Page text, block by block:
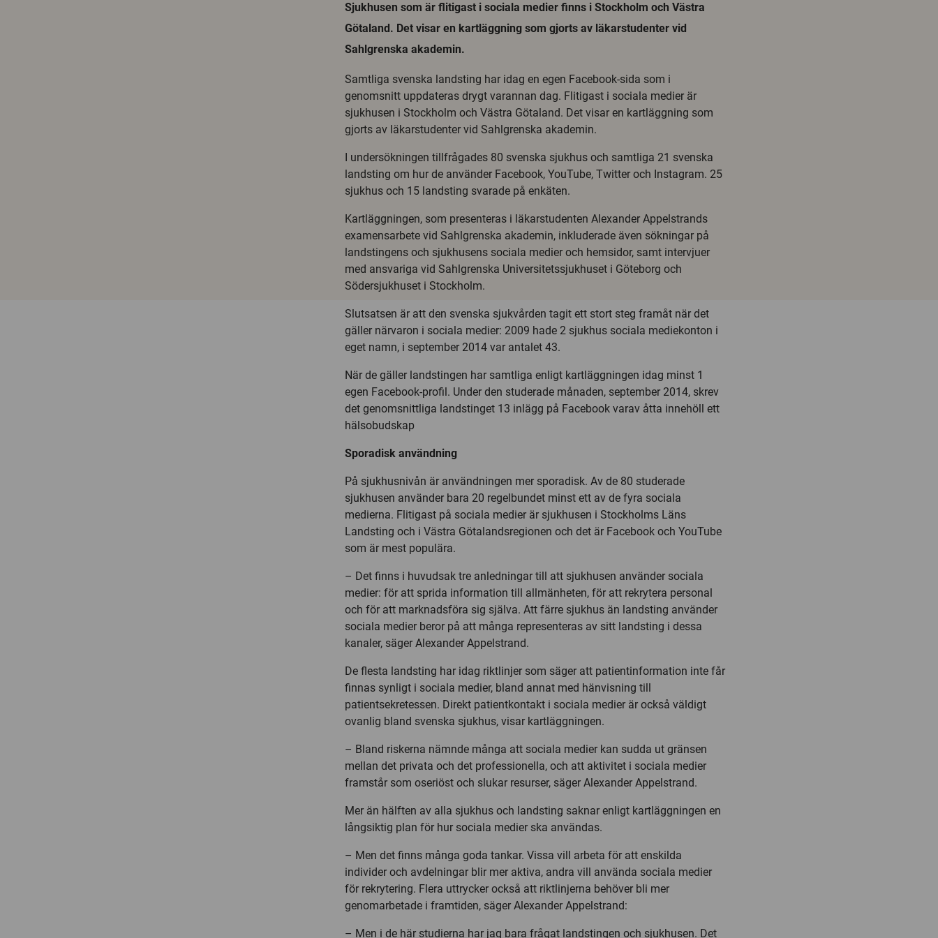
Sjukhusen som är flitigast i sociala medier finns i Stockholm och Västra
Götaland. Det visar en kartläggning som gjorts av läkarstudenter vid
Sahlgrenska akademin.
Samtliga svenska landsting har idag en egen Facebook-sida som i
genomsnitt uppdateras drygt varannan dag. Flitigast i sociala medier är
sjukhusen i Stockholm och Västra Götaland. Det visar en kartläggning som
gjorts av läkarstudenter vid Sahlgrenska akademin.
I undersökningen tillfrågades 80 svenska sjukhus och samtliga 21 svenska
landsting om hur de använder Facebook, YouTube, Twitter och Instagram. 25
sjukhus och 15 landsting svarade på enkäten.
Kartläggningen, som presenteras i läkarstudenten Alexander Appelstrands
examensarbete vid Sahlgrenska akademin, inkluderade även sökningar på
landstingens och sjukhusens sociala medier och hemsidor, samt intervjuer
med ansvariga vid Sahlgrenska Universitetssjukhuset i Göteborg och
Södersjukhuset i Stockholm.
Slutsatsen är att den svenska sjukvården tagit ett stort steg framåt när det
gäller närvaron i sociala medier: 2009 hade 2 sjukhus sociala mediekonton i
eget namn, i september 2014 var antalet 43.
När de gäller landstingen har samtliga enligt kartläggningen idag minst 1
egen Facebook-profil. Under den studerade månaden, september 2014, skrev
det genomsnittliga landstinget 13 inlägg på Facebook varav åtta innehöll ett
hälsobudskap
Sporadisk användning
På sjukhusnivån är användningen mer sporadisk. Av de 80 studerade
sjukhusen använder bara 20 regelbundet minst ett av de fyra sociala
medierna. Flitigast på sociala medier är sjukhusen i Stockholms Läns
Landsting och i Västra Götalandsregionen och det är Facebook och YouTube
som är mest populära.
– Det finns i huvudsak tre anledningar till att sjukhusen använder sociala
medier: för att sprida information till allmänheten, för att rekrytera personal
och för att marknadsföra sig själva. Att färre sjukhus än landsting använder
sociala medier beror på att många representeras av sitt landsting i dessa
kanaler, säger Alexander Appelstrand.
De flesta landsting har idag riktlinjer som säger att patientinformation inte får
finnas synligt i sociala medier, bland annat med hänvisning till
patientsekretessen. Direkt patientkontakt i sociala medier är också väldigt
ovanlig bland svenska sjukhus, visar kartläggningen.
– Bland riskerna nämnde många att sociala medier kan sudda ut gränsen
mellan det privata och det professionella, och att aktivitet i sociala medier
framstår som oseriöst och slukar resurser, säger Alexander Appelstrand.
Mer än hälften av alla sjukhus och landsting saknar enligt kartläggningen en
långsiktig plan för hur sociala medier ska användas.
– Men det finns många goda tankar. Vissa vill arbeta för att enskilda
individer och avdelningar blir mer aktiva, andra vill använda sociala medier
för rekrytering. Flera uttrycker också att riktlinjerna behöver bli mer
genomarbetade i framtiden, säger Alexander Appelstrand:
– Men i de här studierna har jag bara frågat landstingen och sjukhusen. Det